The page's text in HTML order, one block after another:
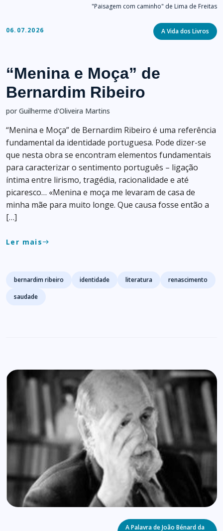
"Paisagem com caminho" de Lima de Freitas
06.07.2026 Categories
A Vida dos Livros
“Menina e Moça” de
Bernardim Ribeiro
por Guilherme d'Oliveira Martins
“Menina e Moça” de Bernardim Ribeiro é uma referência
fundamental da identidade portuguesa. Pode dizer-se
que nesta obra se encontram elementos fundamentais
para caracterizar o sentimento português – ligação
íntima entre lirismo, tragédia, racionalidade e até
picaresco… «Menina e moça me levaram de casa de
minha mãe para muito longe. Que causa fosse então a
[…]
Ler maiseast
Tags
bernardim ribeiro identidade literatura
renascimento
saudade
Categories
A Palavra de João Bénard da